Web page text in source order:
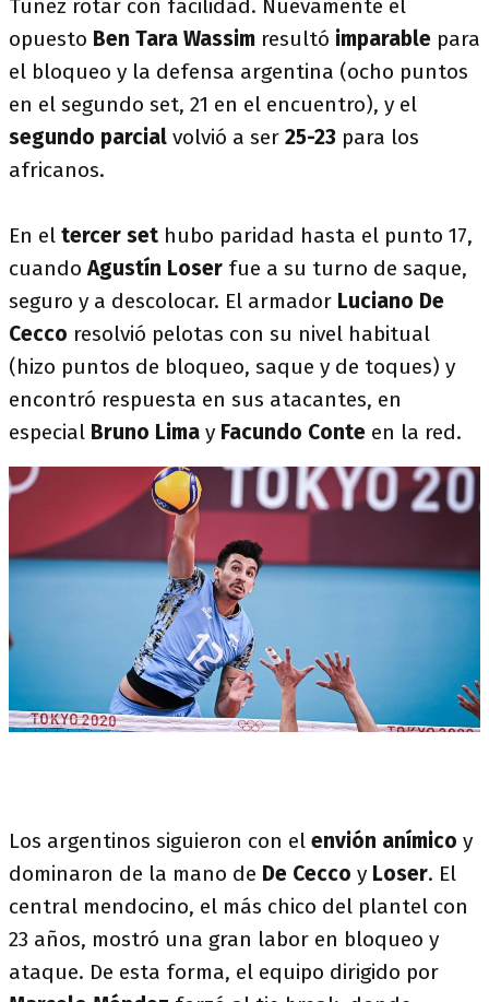
Túnez rotar con facilidad. Nuevamente el
opuesto Ben Tara Wassim resultó imparable para
el bloqueo y la defensa argentina (ocho puntos
en el segundo set, 21 en el encuentro), y el
segundo parcial volvió a ser 25-23 para los
africanos.
En el tercer set hubo paridad hasta el punto 17,
cuandoAgustín Loser fue a su turno de saque,
seguro y a descolocar. El armador Luciano De
Cecco resolvió pelotas con su nivel habitual
(hizo puntos de bloqueo, saque y de toques) y
encontró respuesta en sus atacantes, en
especial Bruno Lima y Facundo Conte en la red.
Los argentinos siguieron con el envión anímico y
dominaron de la mano de De Cecco y Loser. El
central mendocino, el más chico del plantel con
23 años, mostró una gran labor en bloqueo y
ataque. De esta forma, el equipo dirigido por